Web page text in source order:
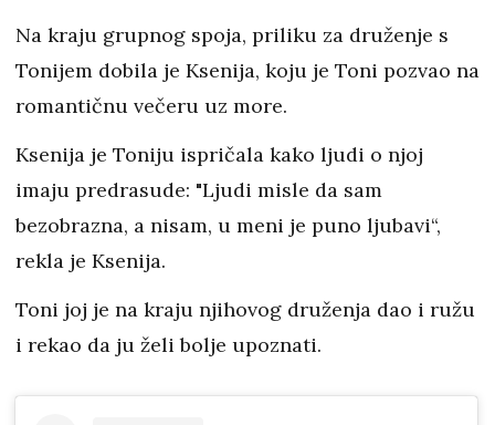
Na kraju grupnog spoja, priliku za druženje s
Tonijem dobila je Ksenija, koju je Toni pozvao na
romantičnu večeru uz more.
Ksenija je Toniju ispričala kako ljudi o njoj
imaju predrasude: "Ljudi misle da sam
bezobrazna, a nisam, u meni je puno ljubavi“,
rekla je Ksenija.
Toni joj je na kraju njihovog druženja dao i ružu
i rekao da ju želi bolje upoznati.